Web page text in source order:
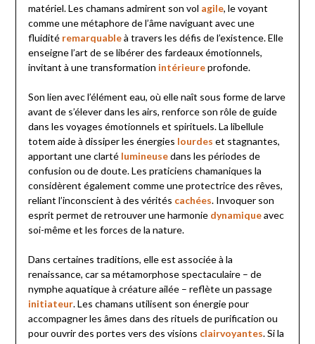
matériel. Les chamans admirent son vol agile, le voyant
comme une métaphore de l’âme naviguant avec une
fluidité remarquableà travers les défis de l’existence. Elle
enseigne l’art de se libérer des fardeaux émotionnels,
invitant à une transformation intérieureprofonde.
Son lien avec l’élément eau, où elle naît sous forme de larve
avant de s’élever dans les airs, renforce son rôle de guide
dans les voyages émotionnels et spirituels. La libellule
totem aide à dissiper les énergies lourdes et stagnantes,
apportant une clarté lumineusedans les périodes de
confusion ou de doute. Les praticiens chamaniques la
considèrent également comme une protectrice des rêves,
reliant l’inconscient à des vérités cachées. Invoquer son
esprit permet de retrouver une harmonie dynamiqueavec
soi-même et les forces de la nature.
Dans certaines traditions, elle est associée à la
renaissance, car sa métamorphose spectaculaire – de
nymphe aquatique à créature ailée – reflète un passage
initiateur. Les chamans utilisent son énergie pour
accompagner les âmes dans des rituels de purification ou
pour ouvrir des portes vers des visions clairvoyantes. Si la